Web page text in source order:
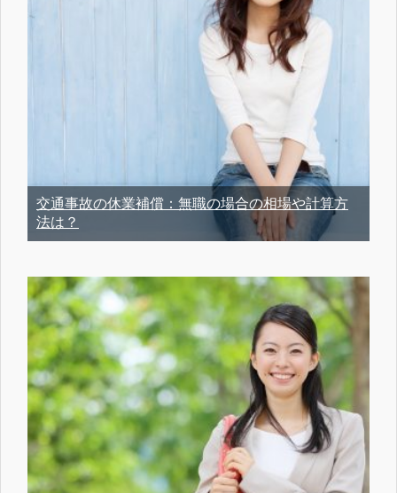
交通事故の休業補償：無職の場合の相場や計算方
法は？